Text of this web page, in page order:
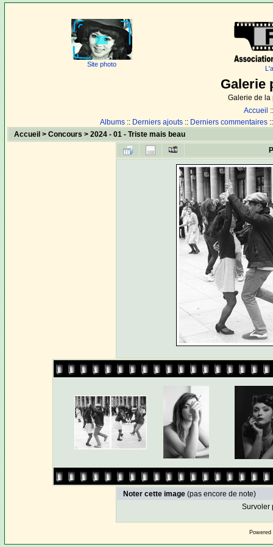
Site photo
Galerie
Galerie de la
Accueil
Albums :: Derniers ajouts :: Derniers commentaires
Accueil >Concours >2024 - 01 - Triste mais beau
Noter cette image (pas encore de note)
Survoler